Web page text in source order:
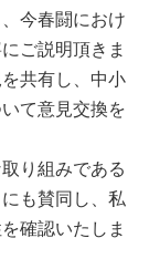
今春闘におけ
ご説明頂きま
共有し、中小
て意見交換を
り組みである
も賛同し、私
確認いたしま